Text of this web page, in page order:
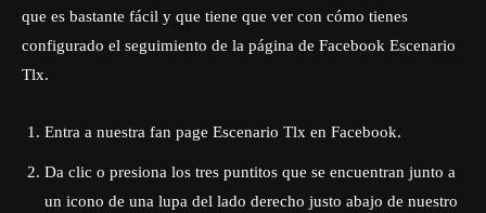
que es bastante fácil y que tiene que ver con cómo tienes
configurado el seguimiento de la página de Facebook Escenario
Tlx.
Entra a nuestra fan page Escenario Tlx en Facebook.
Da clic o presiona los tres puntitos que se encuentran junto a
un icono de una lupa del lado derecho justo abajo de nuestro